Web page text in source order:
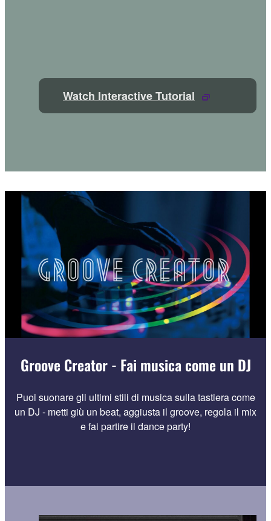
Watch Interactive Tutorial
Groove Creator - Fai musica come un DJ
Puoi suonare gli ultimi stili di musica sulla tastiera come
un DJ - metti giù un beat, aggiusta il groove, regola il mix
e fai partire il dance party!